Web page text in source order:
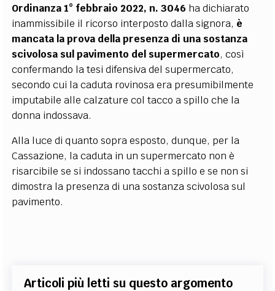
Ordinanza 1° febbraio 2022, n. 3046 ha dichiarato
inammissibile il ricorso interposto dalla signora, è
mancata la prova della presenza di una sostanza
scivolosa sul pavimento del supermercato, così
confermando la tesi difensiva del supermercato,
secondo cui la caduta rovinosa era presumibilmente
imputabile alle calzature col tacco a spillo che la
donna indossava.
Alla luce di quanto sopra esposto, dunque, per la
Cassazione, la caduta in un supermercato non è
risarcibile se si indossano tacchi a spillo e se non si
dimostra la presenza di una sostanza scivolosa sul
pavimento.
Articoli più letti su questo argomento